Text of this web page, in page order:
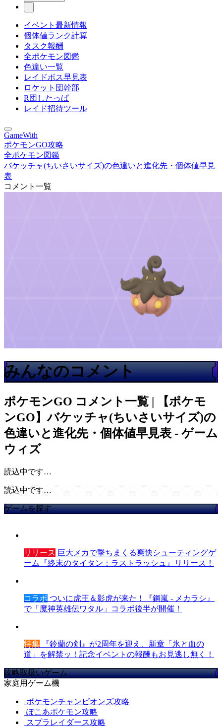
イベント最新情報
個体値ランク計算
タスク報酬
全ポケモン図鑑
色違い一覧
レイドボス早見表
ロケット団幹部
R団したっぱ
レイド招待ツール
GameWith
ポケモンGO攻略
全ポケモン図鑑
バケッチャ(ちいさいサイズ)の色違いと進化先・個体値早見
表
コメント一覧
みんなのコメント
ポケモンGO コメント一覧 | 【ポケモ
ンGO】バケッチャ(ちいさいサイズ)の
色違いと進化先・個体値早見表 - ゲーム
ウィズ
読込中です…
読込中です…
ゲームを探す
リリース 巨大メカで撃ちまくる爽快シューティングゲ
ーム『終末のタイタン：ラストラッシュ』リリース！
コラボ ついに虎王＆影虎が来た！『鋼嵐 - メカラシ』
で「魔神英雄伝ワタル」コラボ後半が開催！
特集 『鈴蘭の剣』が2周年を迎え、新章「氷と血の
道」を解禁ッ！記念イベントの報酬もお見逃し無く！
攻略取扱いゲーム
家庭用ゲーム機
ポケモンチャンピオンズ攻略
ぽこあポケモン攻略
スプラレイダース攻略